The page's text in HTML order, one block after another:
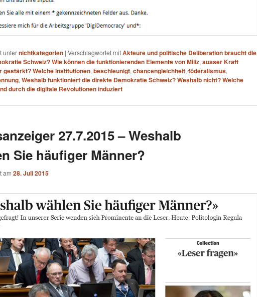
unternichtkategorien | Verschlagwortet mitAkteure und politische Deliberation braucht die
Schweiz? Wie können die funktionierenden Elemente von Miliz, ausser Kraft
gestärkt? Welche Institutionen, beschleunigt, chancengleichheit, föderalismus,
, Weshalb funktioniert die direkte Demokratie Schweiz? Weshalb nicht? Welche
durch die digitale Revolutionen induziert
27.7.2015 – Weshalb
Sie häufiger Männer?
am 28. Juli 2015